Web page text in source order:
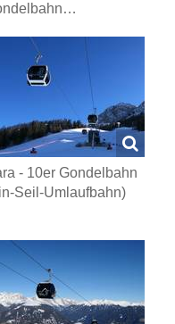
- 10er Gondelbahn
Seil-Umlaufbahn)